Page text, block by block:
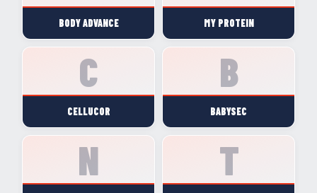
BODY ADVANCE MY PROTEIN
CELLUCOR BABYSEC